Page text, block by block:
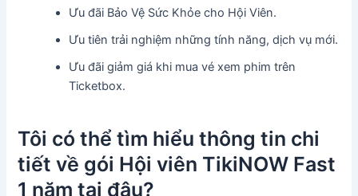
Ưu đãi Bảo Vệ Sức Khỏe cho Hội Viên.
Ưu tiên trải nghiệm những tính năng, dịch vụ mới.
Ưu đãi giảm giá khi mua vé xem phim trên
Ticketbox.
Tôi có thể tìm hiểu thông tin chi
tiết về gói Hội viên TikiNOW Fast
1 năm tại đâu?